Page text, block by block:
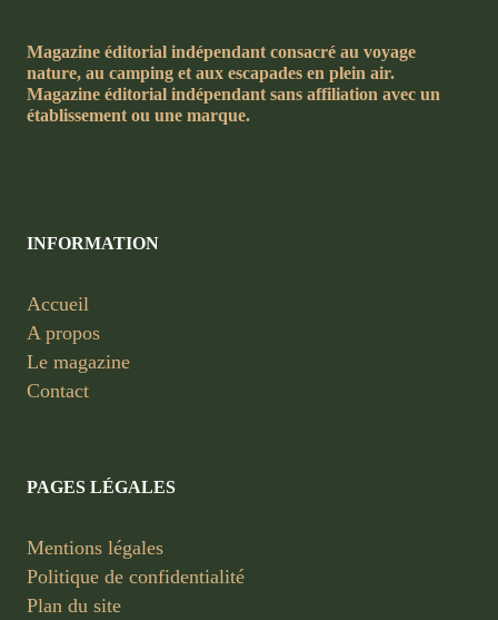
Magazine éditorial indépendant consacré au voyage
nature, au camping et aux escapades en plein air.
Magazine éditorial indépendant sans affiliation avec un
établissement ou une marque.
INFORMATION
Accueil
A propos
Le magazine
Contact
PAGES LÉGALES
Mentions légales
Politique de confidentialité
Plan du site